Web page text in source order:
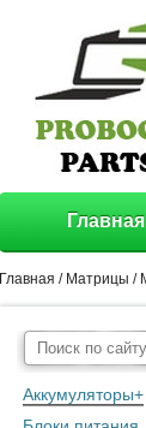
Главная
Аккумуляторы+
Главная / Матрицы /